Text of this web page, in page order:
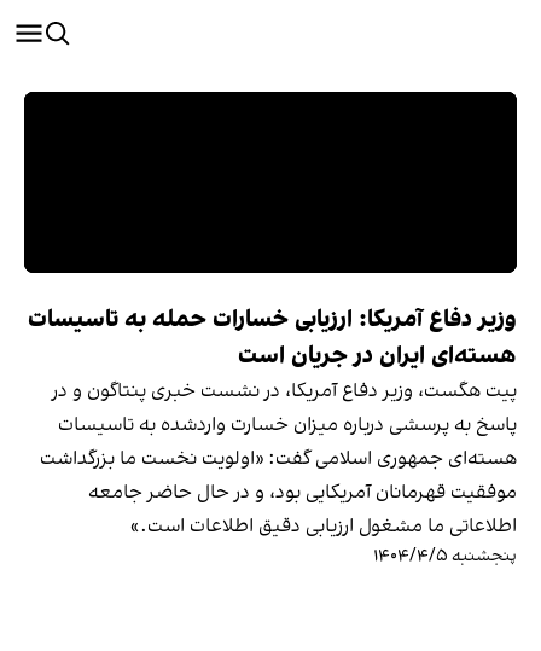
وزیر دفاع آمریکا: ارزیابی خسارات حمله به تاسیسات
هسته‌ای ایران در جریان است
پیت هگست، وزیر دفاع آمریکا، در نشست خبری پنتاگون و در
پاسخ به پرسشی درباره میزان خسارت واردشده به تاسیسات
هسته‌ای جمهوری اسلامی گفت: «اولویت نخست ما بزرگداشت
موفقیت قهرمانان آمریکایی بود، و در حال حاضر جامعه
اطلاعاتی ما مشغول ارزیابی دقیق اطلاعات است.»
پنجشنبه ۱۴۰۴/۴/۵